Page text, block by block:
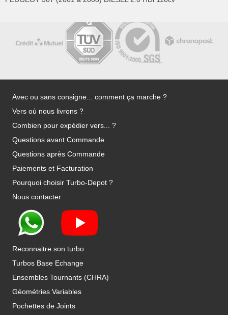
Avec ou sans consigne... comment ça marche ?
Vers où nous livrons ?
Combien pour expédier vers... ?
Questions avant Commande
Questions après Commande
Paiements et Facturation
Pourquoi choisir Turbo-Depot ?
Nous contacter
Reconnaitre son turbo
Turbos Base Echange
Ensembles Tournants (CHRA)
Géométries Variables
Pochettes de Joints